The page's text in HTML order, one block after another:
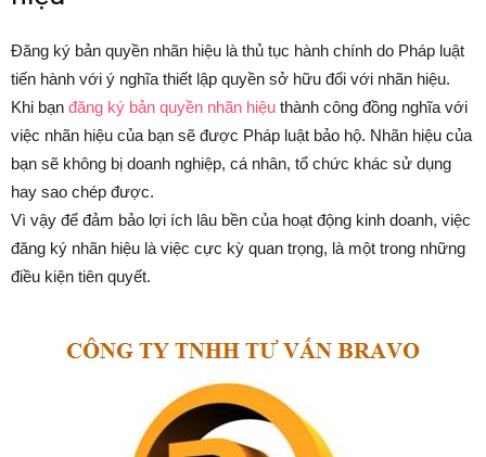
Đăng ký bản quyền nhãn hiệu là thủ tục hành chính do Pháp luật
tiến hành với ý nghĩa thiết lập quyền sở hữu đối với nhãn hiệu.
Khi bạn đăng ký bản quyền nhãn hiệu thành công đồng nghĩa với
việc nhãn hiệu của bạn sẽ được Pháp luật bảo hộ. Nhãn hiệu của
bạn sẽ không bị doanh nghiệp, cá nhân, tổ chức khác sử dụng
hay sao chép được.
Vì vậy để đảm bảo lợi ích lâu bền của hoạt động kinh doanh, việc
đăng ký nhãn hiệu là việc cực kỳ quan trọng, là một trong những
điều kiện tiên quyết.